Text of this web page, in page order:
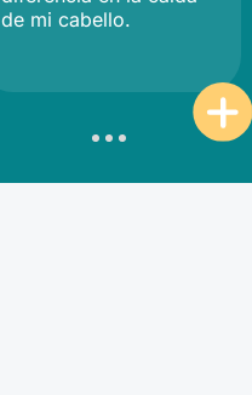
de mi cabello.